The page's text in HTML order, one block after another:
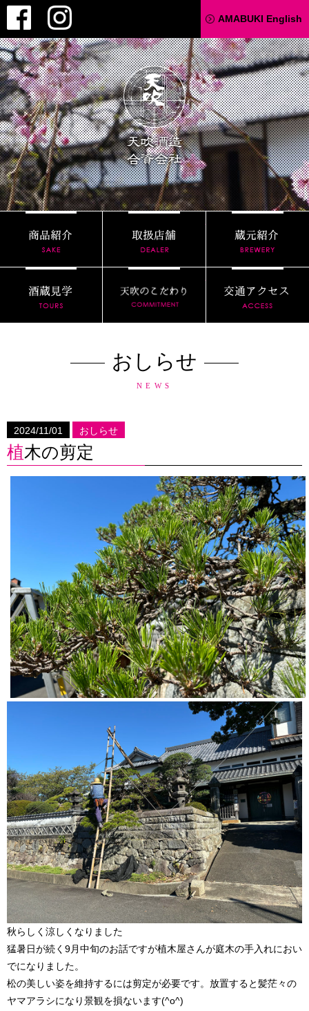
Facebook AMABUKI English
天吹酒造
おしらせ
NEWS
2024/11/01 おしらせ
植木の剪定
秋らしく涼しくなりました
猛暑日が続く9月中旬のお話ですが植木屋さんが庭木の手入れにおい
でになりました。
松の美しい姿を維持するには剪定が必要です。放置すると髪茫々の
ヤマアラシになり景観を損ないます(^o^)